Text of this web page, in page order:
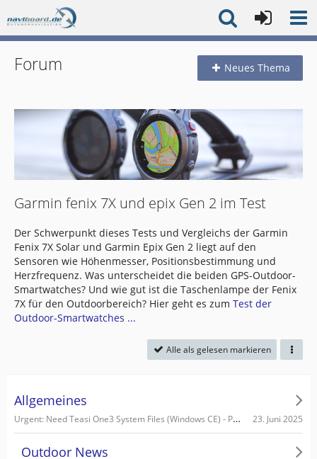
Forum Neues Thema
Garmin fenix 7X und epix Gen 2 im Test
Der Schwerpunkt dieses Tests und Vergleichs der Garmin
Fenix 7X Solar und Garmin Epix Gen 2 liegt auf den
Sensoren wie Höhenmesser, Positionsbestimmung und
Herzfrequenz. Was unterscheidet die beiden GPS-Outdoor-
Smartwatches? Und wie gut ist die Taschenlampe der Fenix
7X für den Outdoorbereich? Hier geht es zum Test der
Outdoor-Smartwatches ...
Alle als gelesen markieren
Allgemeines
Urgent: Need Teasi One3 System Files (Windows CE) - PC recognizes it as Mass Storage! 23. Juni 2025
Outdoor News